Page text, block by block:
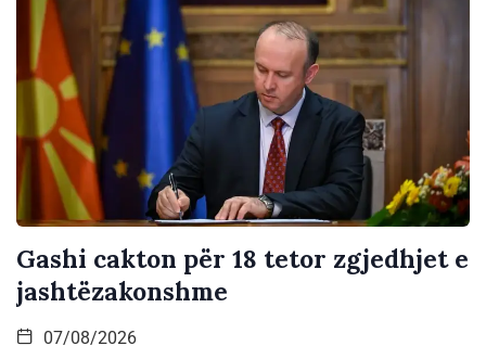
Gashi cakton për 18 tetor zgjedhjet e
jashtëzakonshme
07/08/2026